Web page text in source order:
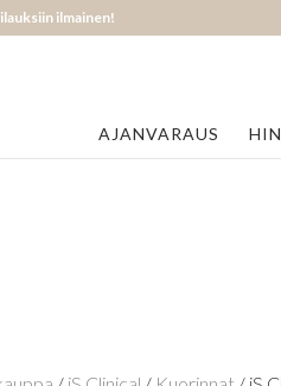
ilmainen!
AJANVARAUS